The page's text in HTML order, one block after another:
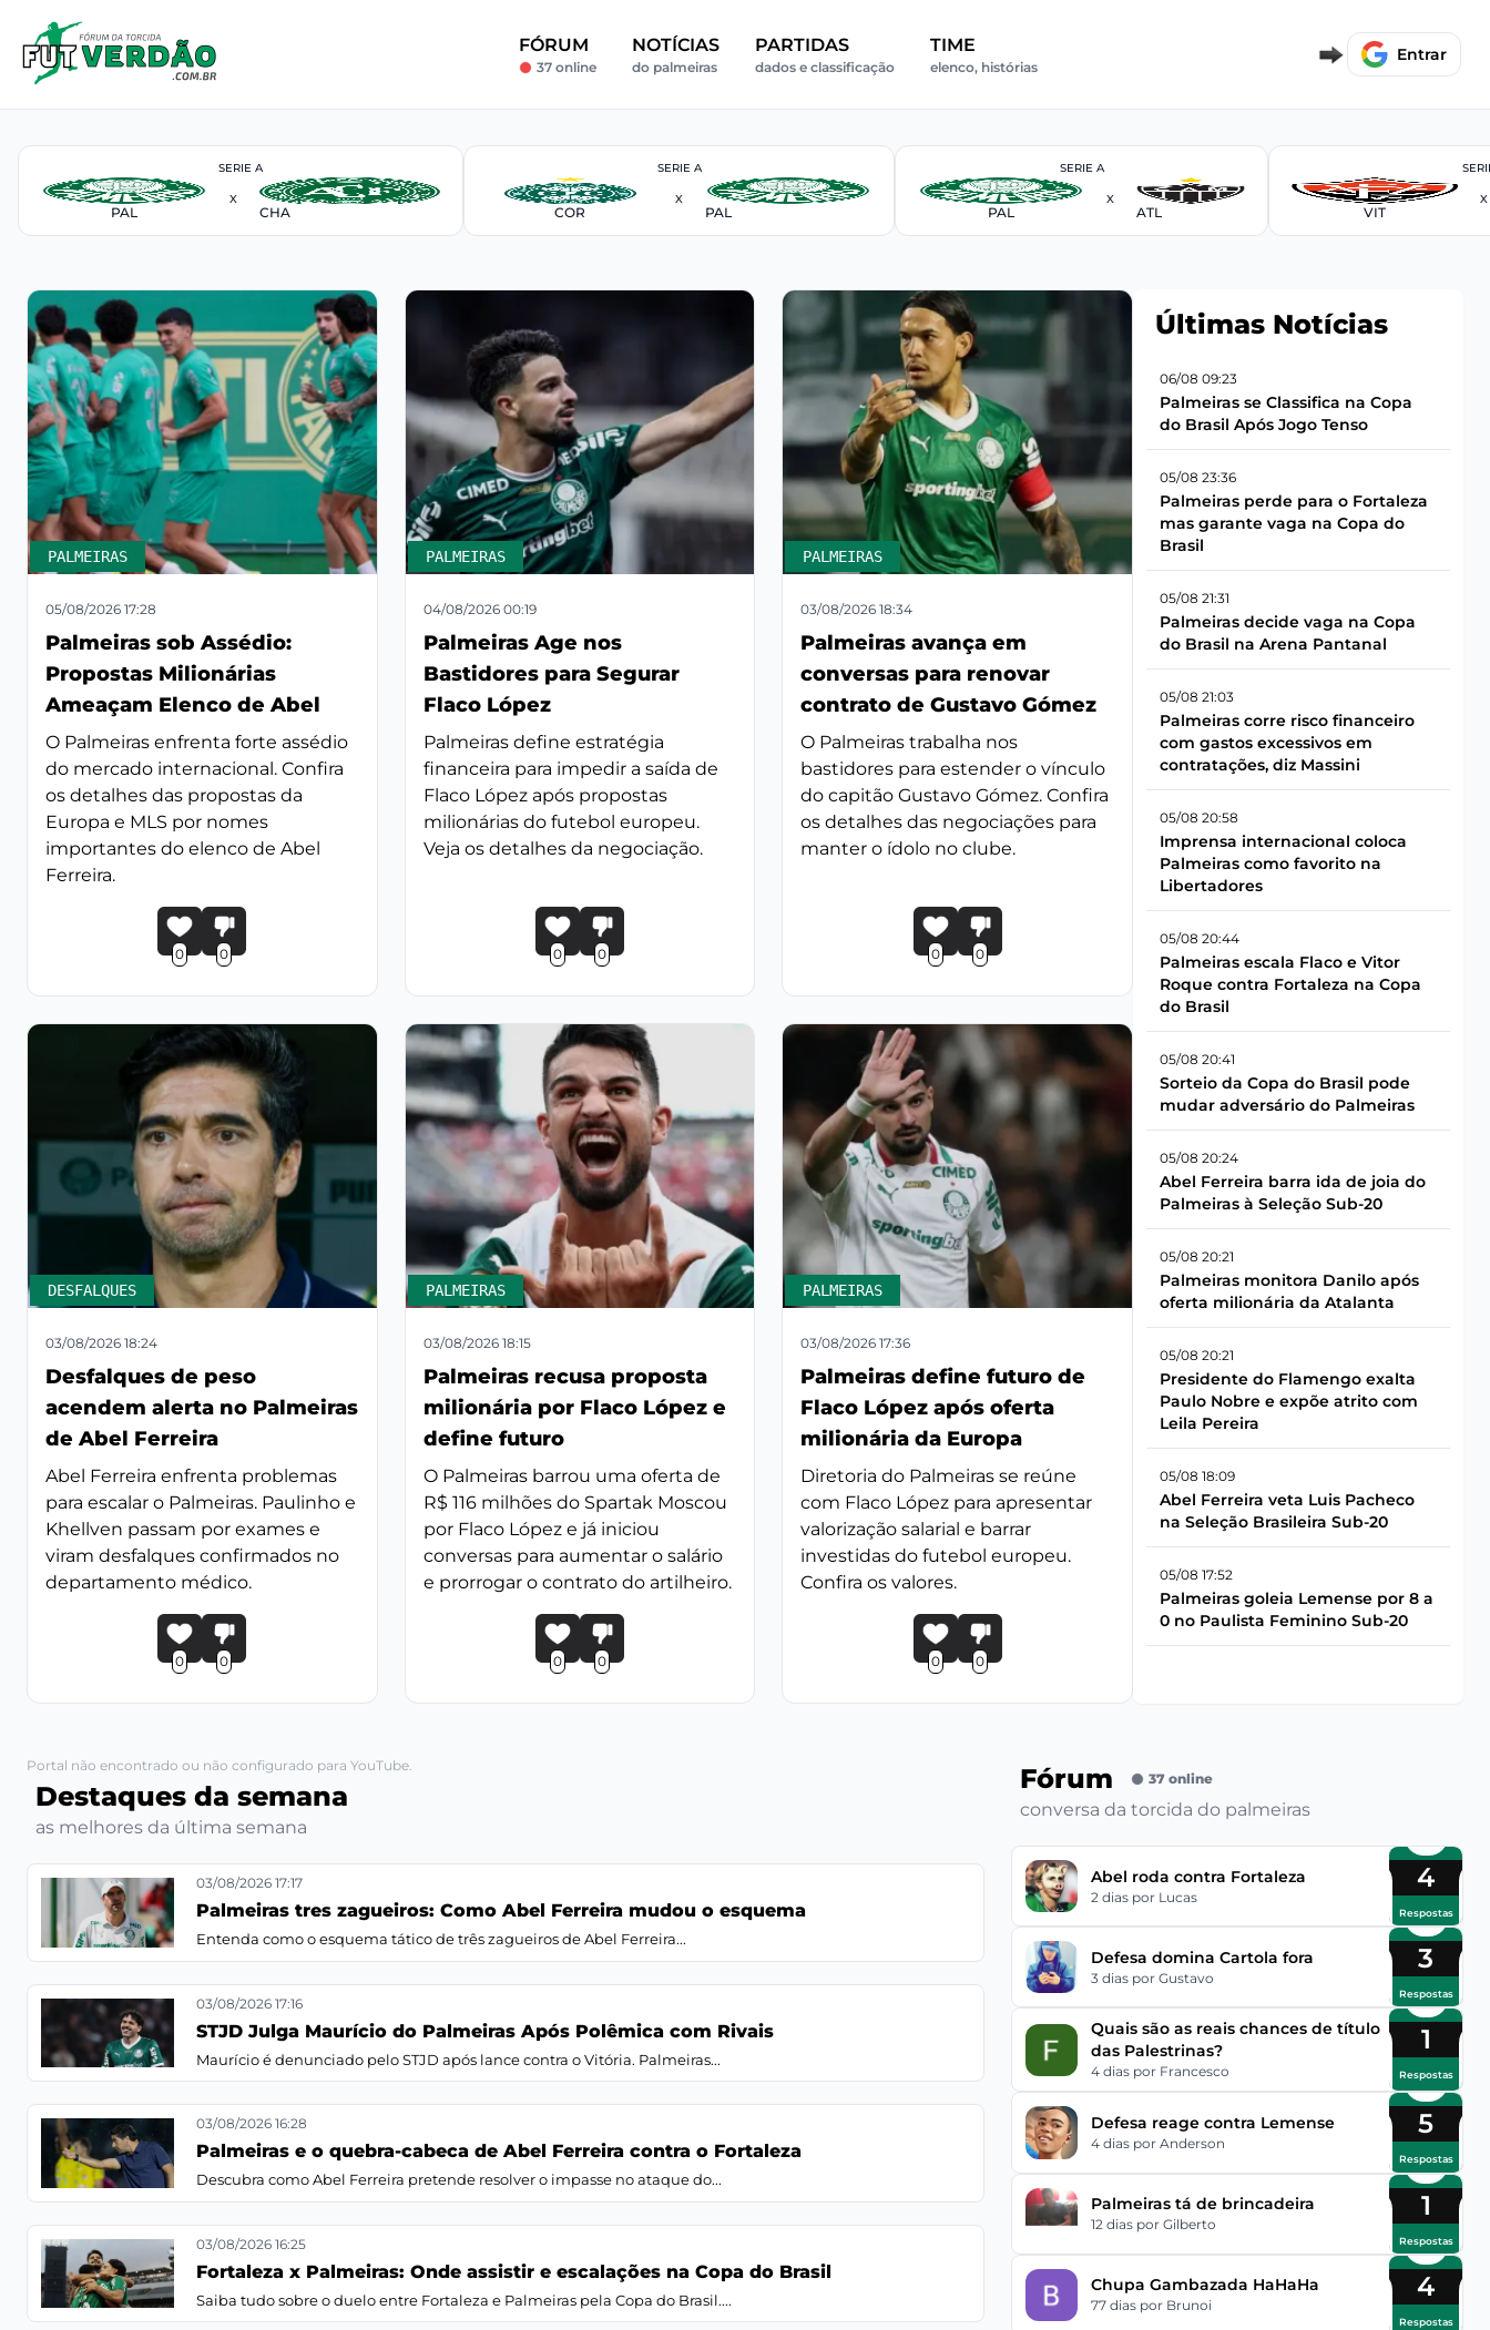
FÓRUM
37 online
NOTÍCIAS
do palmeiras
PARTIDAS
dados e classificação
TIME
elenco, histórias
Entrar
SERIE A
PAL
X
CHA
SERIE A
COR
X
PAL
SERIE A
PAL
X
ATL VIT
X
PALMEIRAS
05/08/2026 17:28
Palmeiras sob Assédio:
Propostas Milionárias
Ameaçam Elenco de Abel
O Palmeiras enfrenta forte assédio
do mercado internacional. Confira
os detalhes das propostas da
Europa e MLS por nomes
importantes do elenco de Abel
Ferreira.
0 0
PALMEIRAS
04/08/2026 00:19
Palmeiras Age nos
Bastidores para Segurar
Flaco López
Palmeiras define estratégia
financeira para impedir a saída de
Flaco López após propostas
milionárias do futebol europeu.
Veja os detalhes da negociação.
0 0
PALMEIRAS
03/08/2026 18:34
Palmeiras avança em
conversas para renovar
contrato de Gustavo Gómez
O Palmeiras trabalha nos
bastidores para estender o vínculo
do capitão Gustavo Gómez. Confira
os detalhes das negociações para
manter o ídolo no clube.
0 0
DESFALQUES
03/08/2026 18:24
Desfalques de peso
acendem alerta no Palmeiras
de Abel Ferreira
Abel Ferreira enfrenta problemas
para escalar o Palmeiras. Paulinho e
Khellven passam por exames e
viram desfalques confirmados no
departamento médico.
0 0
PALMEIRAS
03/08/2026 18:15
Palmeiras recusa proposta
milionária por Flaco López e
define futuro
O Palmeiras barrou uma oferta de
R$ 116 milhões do Spartak Moscou
por Flaco López e já iniciou
conversas para aumentar o salário
e prorrogar o contrato do artilheiro.
0 0
PALMEIRAS
03/08/2026 17:36
Palmeiras define futuro de
Flaco López após oferta
milionária da Europa
Diretoria do Palmeiras se reúne
com Flaco López para apresentar
valorização salarial e barrar
investidas do futebol europeu.
Confira os valores.
0 0
Últimas Notícias
06/08 09:23
Palmeiras se Classifica na Copa
do Brasil Após Jogo Tenso
05/08 23:36
Palmeiras perde para o Fortaleza
mas garante vaga na Copa do
Brasil
05/08 21:31
Palmeiras decide vaga na Copa
do Brasil na Arena Pantanal
05/08 21:03
Palmeiras corre risco financeiro
com gastos excessivos em
contratações, diz Massini
05/08 20:58
Imprensa internacional coloca
Palmeiras como favorito na
Libertadores
05/08 20:44
Palmeiras escala Flaco e Vitor
Roque contra Fortaleza na Copa
do Brasil
05/08 20:41
Sorteio da Copa do Brasil pode
mudar adversário do Palmeiras
05/08 20:24
Abel Ferreira barra ida de joia do
Palmeiras à Seleção Sub-20
05/08 20:21
Palmeiras monitora Danilo após
oferta milionária da Atalanta
05/08 20:21
Presidente do Flamengo exalta
Paulo Nobre e expõe atrito com
Leila Pereira
05/08 18:09
Abel Ferreira veta Luis Pacheco
na Seleção Brasileira Sub-20
05/08 17:52
Palmeiras goleia Lemense por 8 a
0 no Paulista Feminino Sub-20
Portal não encontrado ou não configurado para YouTube.
Destaques da semana
as melhores da última semana
03/08/2026 17:17
Palmeiras tres zagueiros: Como Abel Ferreira mudou o esquema
Entenda como o esquema tático de três zagueiros de Abel Ferreira...
03/08/2026 17:16
STJD Julga Maurício do Palmeiras Após Polêmica com Rivais
Maurício é denunciado pelo STJD após lance contra o Vitória. Palmeiras...
03/08/2026 16:28
Palmeiras e o quebra-cabeca de Abel Ferreira contra o Fortaleza
Descubra como Abel Ferreira pretende resolver o impasse no ataque do...
03/08/2026 16:25
Fortaleza x Palmeiras: Onde assistir e escalações na Copa do Brasil
Saiba tudo sobre o duelo entre Fortaleza e Palmeiras pela Copa do Brasil....
Fórum 37 online
conversa da torcida do palmeiras
Abel roda contra Fortaleza
2 dias por Lucas
4
Respostas
Defesa domina Cartola fora
3 dias por Gustavo
3
Respostas
Quais são as reais chances de título
das Palestrinas?
4 dias por Francesco
1
Respostas
Defesa reage contra Lemense
4 dias por Anderson
5
Respostas
Palmeiras tá de brincadeira
12 dias por Gilberto
1
Respostas
Chupa Gambazada HaHaHa
77 dias por Brunoi
4
Respostas